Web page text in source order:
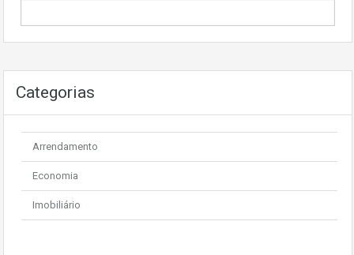
Categorias
Arrendamento
Economia
Imobiliário